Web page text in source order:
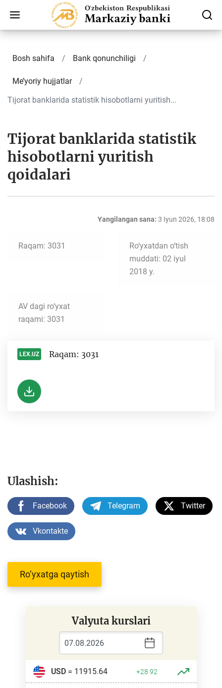
Bosh sahifa Bank qonunchiligi
Me’yoriy hujjatlar
Tijorat banklarida statistik hisobotlarni yuritish...
Tijorat banklarida statistik
hisobotlarni yuritish
qoidalari
Yangilangan sana: 3 Iyun 2026, 18:08
Raqam: 3031
Ro‘yxatdan o‘tish
muddati: 02 iyul
2018 y.
AV dagi ro‘yxat
raqami: 3031
LEX.UZ Raqam: 3031
Ulashish:
Facebook Telegram Twitter
Vkontakte
Ro‘yxatga qaytish
Valyuta kurslari
USD= 11915.64 +28.92